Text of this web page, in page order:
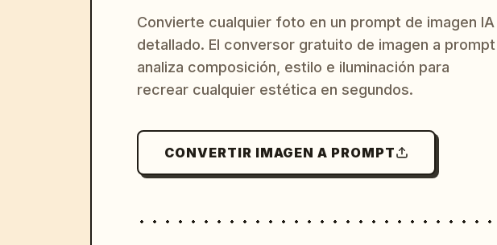
Convierte cualquier foto en un prompt de imagen IA
detallado. El conversor gratuito de imagen a prompt
analiza composición, estilo e iluminación para
recrear cualquier estética en segundos.
CONVERTIR IMAGEN A PROMPT